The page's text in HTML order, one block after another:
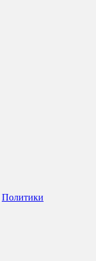
Политики